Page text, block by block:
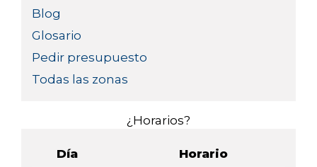
Blog
Glosario
Pedir presupuesto
Todas las zonas
¿Horarios?
Día Horario